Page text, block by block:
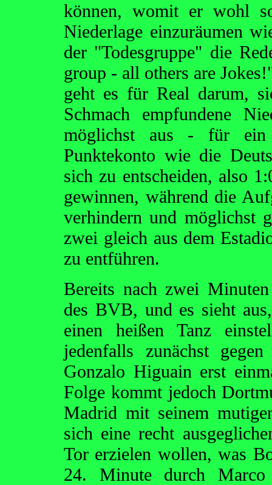
können, womit er wohl
Niederlage einzuräumen
der "Todesgruppe" die
group - all others are
geht es für Real darum,
Schmach empfundene
möglichst aus - für ein
Punktekonto wie die
sich zu entscheiden, also
gewinnen, während die
verhindern und möglichst
zwei gleich aus dem
zu entführen.
Bereits nach zwei
des BVB, und es sieht
einen heißen Tanz
jedenfalls zunächst
Gonzalo Higuain erst
Folge kommt jedoch
Madrid mit seinem
sich eine recht
Tor erzielen wollen, was
24. Minute durch